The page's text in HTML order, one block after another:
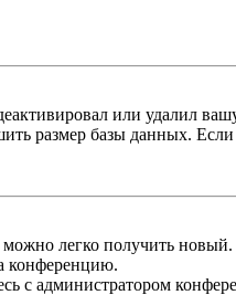
или удалил
размер базы данных. Если
можно легко получить
конференцию.
с администратором